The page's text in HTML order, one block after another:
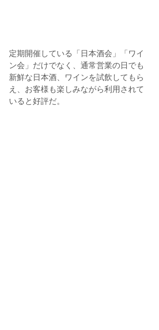
定期開催している「日本酒会」「ワイ
ン会」だけでなく、通常営業の日でも
新鮮な日本酒、ワインを試飲してもら
え、お客様も楽しみながら利用されて
いると好評だ。